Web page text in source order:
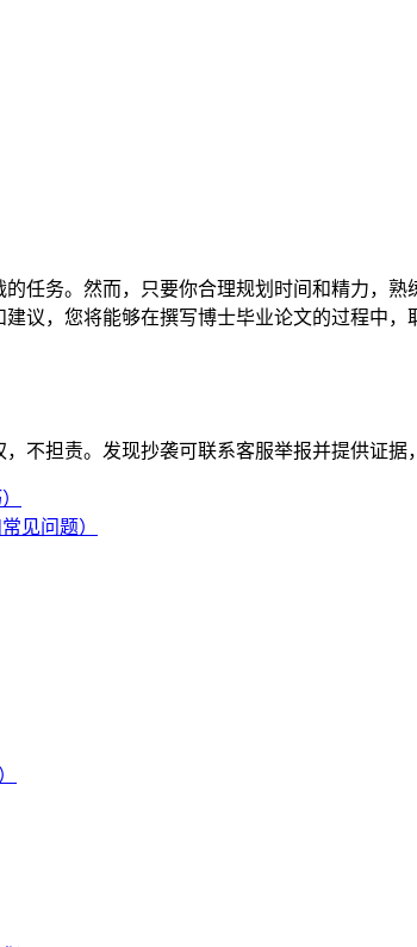
任务。然而，只要你合理规划时间和精力，
议，您将能够在撰写博士毕业论文的过程中，
不担责。发现抄袭可联系客服举报并提供证据
见问题）